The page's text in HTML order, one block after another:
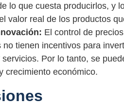
lo que cuesta producirlos, y
valor real de los productos
El control de
no tienen incentivos para
servicios. Por lo tanto, se
crecimiento económico.